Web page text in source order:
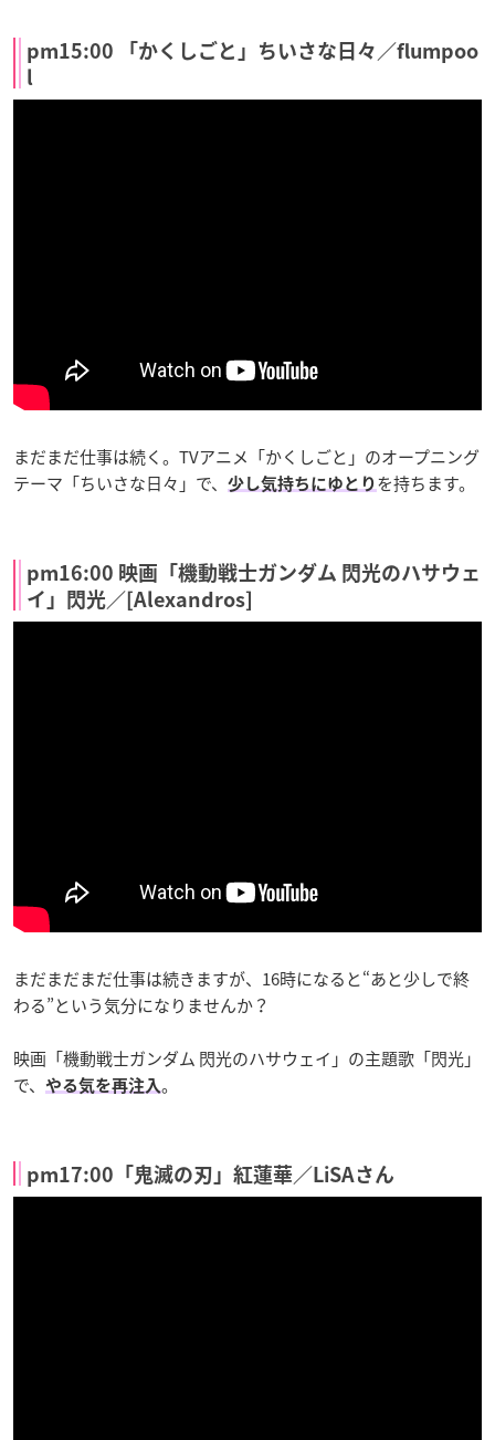
pm15:00 「かくしごと」ちいさな日々／flumpoo
まだまだ仕事は続く。TVアニメ「かくしごと」のオープニング
テーマ「ちいさな日々」で、
少し気持ちにゆとり を持ちます。
pm16:00 映画「機動戦士ガンダム 閃光のハサウェ
イ」閃光／[Alexandros]
まだまだまだ仕事は続きますが、16時になると“あと少しで終
わる”という気分になりませんか？
映画「機動戦士ガンダム 閃光のハサウェイ」の主題歌「閃光」
で、
やる気を再注入 。
pm17:00「鬼滅の刃」紅蓮華／LiSAさん